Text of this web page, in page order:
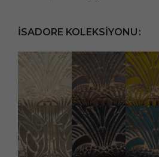
İSADORE KOLEKSIYONU